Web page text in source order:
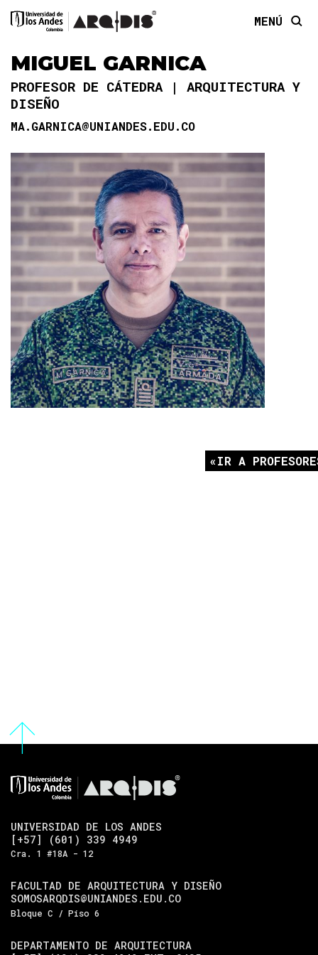
MENÚ
MIGUEL GARNICA
PROFESOR DE CÁTEDRA
ARQUITECTURA Y
DISEÑO
MA.GARNICA@UNIANDES.EDU.CO
IR A
UNIVERSIDAD DE LOS ANDES
[+57] (601) 339 4949
Cra. 1 #18A - 12
FACULTAD DE ARQUITECTURA Y DISEÑO
SOMOSARQDIS@UNIANDES.EDU.CO
Bloque C / Piso 6
DEPARTAMENTO DE ARQUITECTURA